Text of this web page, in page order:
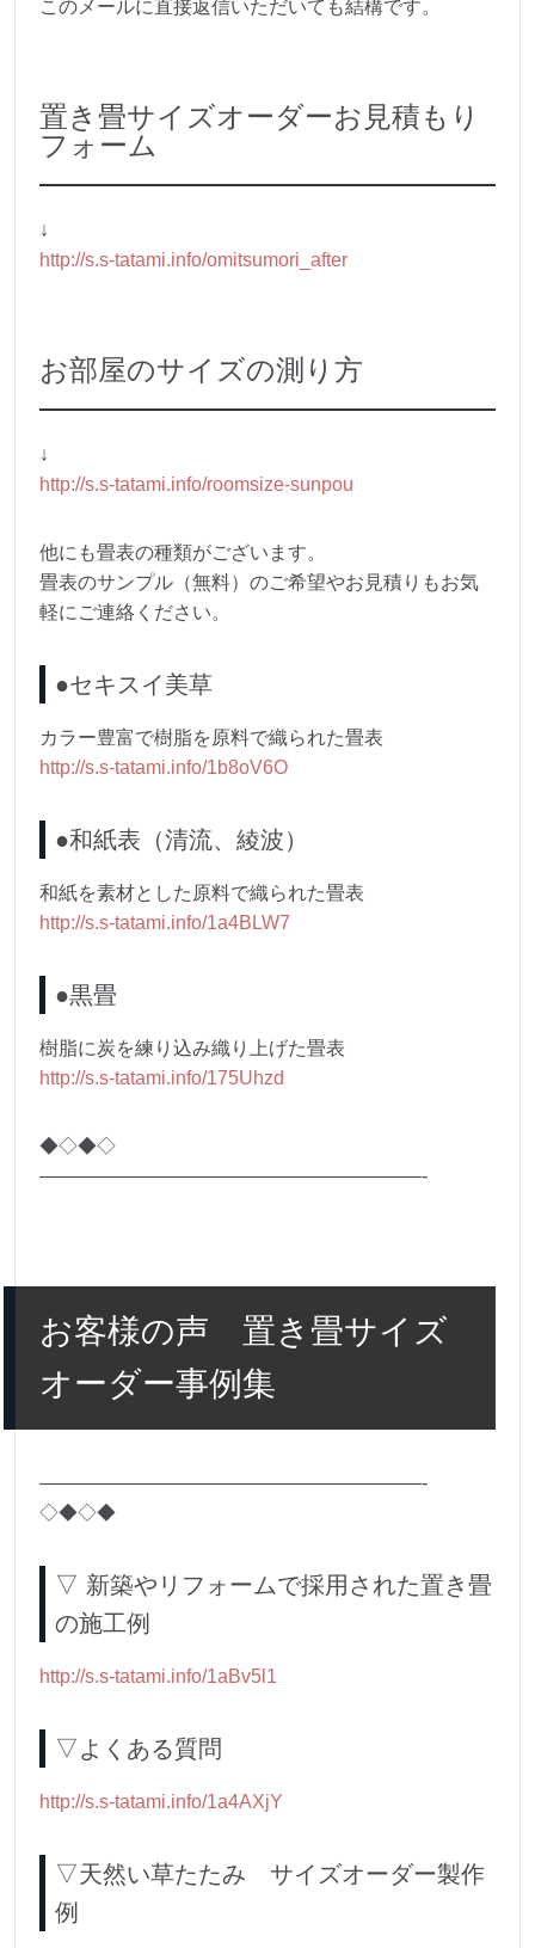
このメールに直接返信いただいても結構です。
置き畳サイズオーダーお見積もり
フォーム
↓
http://s.s-tatami.info/omitsumori_after
お部屋のサイズの測り方
↓
http://s.s-tatami.info/roomsize-sunpou
他にも畳表の種類がございます。
畳表のサンプル（無料）のご希望やお見積りもお気
軽にご連絡ください。
●セキスイ美草
カラー豊富で樹脂を原料で織られた畳表
http://s.s-tatami.info/1b8oV6O
●和紙表（清流、綾波）
和紙を素材とした原料で織られた畳表
http://s.s-tatami.info/1a4BLW7
●黒畳
樹脂に炭を練り込み織り上げた畳表
http://s.s-tatami.info/175Uhzd
◆◇◆◇
————————————————————-
お客様の声 置き畳サイズ
オーダー事例集
————————————————————-
◇◆◇◆
▽ 新築やリフォームで採用された置き畳
の施工例
http://s.s-tatami.info/1aBv5l1
▽よくある質問
http://s.s-tatami.info/1a4AXjY
▽天然い草たたみ サイズオーダー製作
例